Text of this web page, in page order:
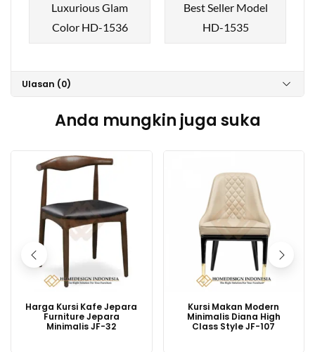
Luxurious Glam
Color HD-1536
Best Seller Model
HD-1535
Ulasan (0)
Anda mungkin juga suka
Harga Kursi Kafe Jepara
Furniture Jepara
Minimalis JF-32
Kursi Makan Modern
Minimalis Diana High
Class Style JF-107